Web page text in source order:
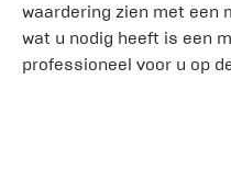
waardering zien met een
wat u nodig heeft is een
professioneel voor u op